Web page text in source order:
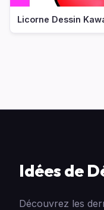
Licorne Dessin
Idées de
Découvrez les